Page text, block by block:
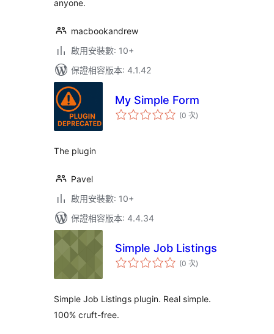
anyone.
macbookandrew
啟用安裝數: 10+
保證相容版本: 4.1.42
My Simple Form
(0 次評
分)
The plugin
Pavel
啟用安裝數: 10+
保證相容版本: 4.4.34
Simple Job Listings
(0 次評
分)
Simple Job Listings plugin. Real simple.
100% cruft-free.